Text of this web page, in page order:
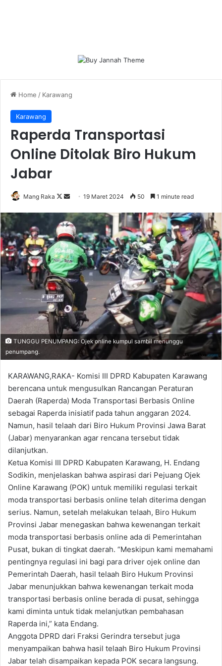
Home / Karawang
Karawang
Raperda Transportasi
Online Ditolak Biro Hukum
Jabar
Mang Raka
Follow
X
Send
email
19 Maret 2024 50 1 minute read
TUNGGU PENUMPANG: Ojek online kumpul sambil menunggu
penumpang.
KARAWANG,RAKA- Komisi III DPRD Kabupaten Karawang
berencana untuk mengusulkan Rancangan Peraturan
Daerah (Raperda) Moda Transportasi Berbasis Online
sebagai Raperda inisiatif pada tahun anggaran 2024.
Namun, hasil telaah dari Biro Hukum Provinsi Jawa Barat
(Jabar) menyarankan agar rencana tersebut tidak
dilanjutkan.
Ketua Komisi III DPRD Kabupaten Karawang, H. Endang
Sodikin, menjelaskan bahwa aspirasi dari Pejuang Ojek
Online Karawang (POK) untuk memiliki regulasi terkait
moda transportasi berbasis online telah diterima dengan
serius. Namun, setelah melakukan telaah, Biro Hukum
Provinsi Jabar menegaskan bahwa kewenangan terkait
moda transportasi berbasis online ada di Pemerintahan
Pusat, bukan di tingkat daerah. “Meskipun kami memahami
pentingnya regulasi ini bagi para driver ojek online dan
Pemerintah Daerah, hasil telaah Biro Hukum Provinsi
Jabar menunjukkan bahwa kewenangan terkait moda
transportasi berbasis online berada di pusat, sehingga
kami diminta untuk tidak melanjutkan pembahasan
Raperda ini,” kata Endang.
Anggota DPRD dari Fraksi Gerindra tersebut juga
menyampaikan bahwa hasil telaah Biro Hukum Provinsi
Jabar telah disampaikan kepada POK secara langsung.